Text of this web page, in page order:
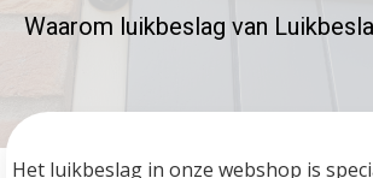
Waarom luikbeslag van
Het luikbeslag in onze webshop is